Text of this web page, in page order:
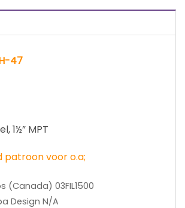
47
1½” MPT
patroon voor o.a;
(Canada) 03FIL1500
Design N/A